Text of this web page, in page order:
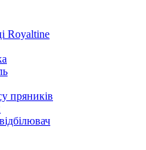
Royaltine
пряників